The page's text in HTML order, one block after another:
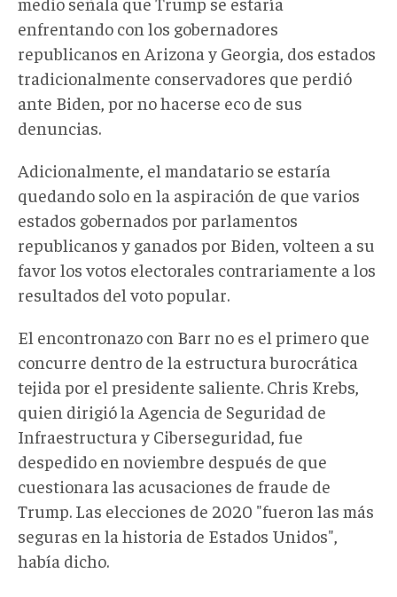
enfrentando con los gobernadores
republicanos en Arizona y Georgia, dos estados
tradicionalmente conservadores que perdió
ante Biden, por no hacerse eco de sus
denuncias.
Adicionalmente, el mandatario se estaría
quedando solo en la aspiración de que varios
estados gobernados por parlamentos
republicanos y ganados por Biden, volteen a su
favor los votos electorales contrariamente a los
resultados del voto popular.
El encontronazo con Barr no es el primero que
concurre dentro de la estructura burocrática
tejida por el presidente saliente. Chris Krebs,
quien dirigió la Agencia de Seguridad de
Infraestructura y Ciberseguridad, fue
despedido en noviembre después de que
cuestionara las acusaciones de fraude de
Trump. Las elecciones de 2020 "fueron las más
seguras en la historia de Estados Unidos",
había dicho.